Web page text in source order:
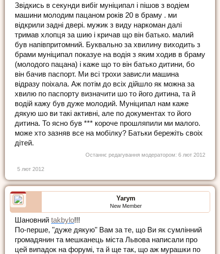
Звiдкись в секунди вибiг мунiципал i пiшов з водiем
машини молодим пацаном рокiв 20 в браму . ми
вiдкрили заднi дверi. мужик з виду наркоман далi
тримав хлопця за шию i кричав що вiн батько. малий
був напiвпритомний. Буквально за хвилину виходить з
брами мунiципал показуе на водiя з яким ходив в браму
(молодого пацана) i каже що то вiн батько дитини, бо
вiн бачив паспорт. Ми всi трохи зависли машина
вiдразу поiхала. Аж потiм до всiх дiйшло як можна за
хвилю по паспорту визначити шо то його дитина, та й
водiй кажу був дуже молодий. Мунiципал нам каже
дякую шо ви такi активнi, але по документах то його
дитина. То ясно був *** короче прошляпили ми малого.
може хто зазняв все на мобiлку? Батьки бережiть своiх
дiтей.
Останнє редагування модератором: 6 лют 2012
5 лют 2012
Yarym
New Member
Шановний takbylo!!!
По-перше, "дуже дякую" Вам за те, що Ви як сумлінний
громадянин та мешканець міста Львова написали про
цей випадок на форумі, та й ще так, що аж мурашки по